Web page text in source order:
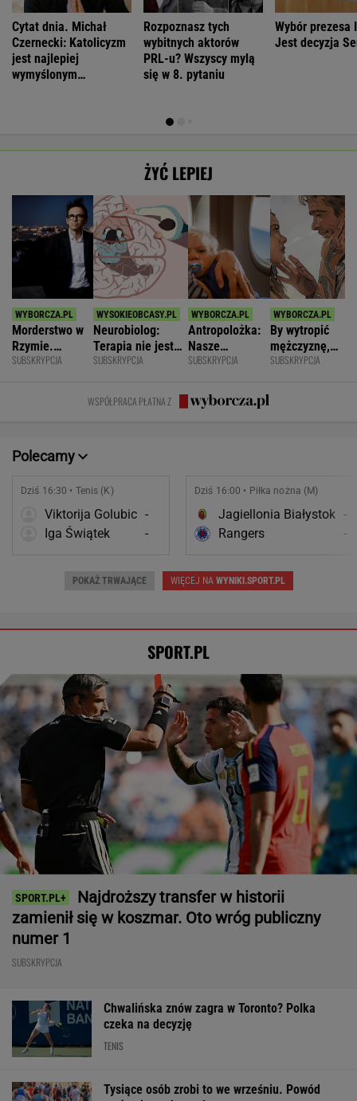
Cytat dnia. Michał
Czernecki: Katolicyzm
jest najlepiej
wymyślonym
Rozpoznasz tych
wybitnych aktorów
PRL-u? Wszyscy mylą
się w 8. pytaniu
Wybór prezesa
Jest decyzja
ŻYĆ LEPIEJ
Morderstwo w
Rzymie.
Dlaczego
SUBSKRYPCJA
Neurobiolog:
Terapia nie jest
konieczna. Mózg
zmianę
SUBSKRYPCJA
Antropolożka:
Nasze
społeczeństwo
SUBSKRYPCJA
By wytropić
mężczyznę,
nie musi
SUBSKRYPCJA
WSPÓŁPRACA PŁATNA Z
Polecamy
Dziś 16:30 • Tenis (K)
Viktorija Golubic -
Iga Świątek
-
Dziś 16:00 • Piłka nożna (M)
Jagiellonia Białystok -
Rangers
-
POKAŻ TRWAJĄCE WIĘCEJ NA WYNIKI.SPORT.PL
SPORT.PL
Najdroższy transfer w historii
zamienił się w koszmar. Oto wróg publiczny
numer 1
SUBSKRYPCJA
Chwalińska znów zagra w Toronto? Polka
czeka na decyzję
TENIS
Tysiące osób zrobi to we wrześniu. Powód